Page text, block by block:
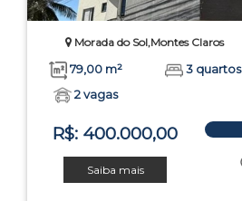
Morada do Sol,Montes Claros
79,00 m² 3 quartos
2 vagas
R$: 400.000,00
Saiba mais